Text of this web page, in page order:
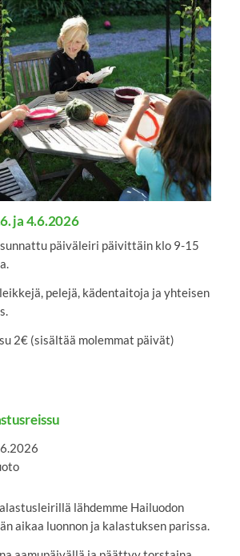
ja 4.6.2026
päiväleiri päivittäin klo 9-15
pelejä, kädentaitoja ja yhteisen
2€ (sisältää molemmat päivät)
lähdemme Hailuodon
aikaa luonnon ja kalastuksen parissa.